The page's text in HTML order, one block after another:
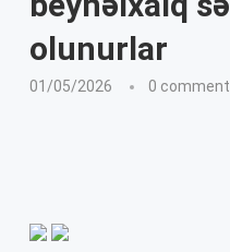
olunurlar
01/05/2026 0